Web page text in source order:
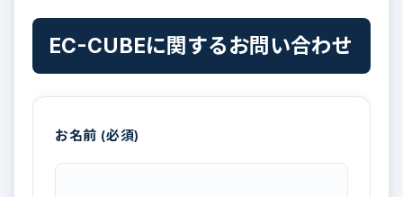
EC-CUBEに関するお問い合わせ
お名前 (必須)